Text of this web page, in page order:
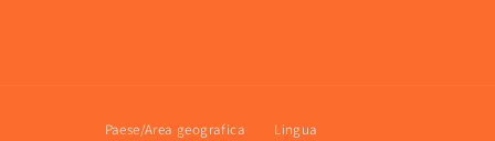
Paese/Area geografica Lingua